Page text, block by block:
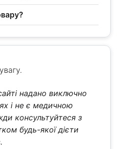
надано виключно
і не є медичною
консультуйтеся з
будь-якої дієти